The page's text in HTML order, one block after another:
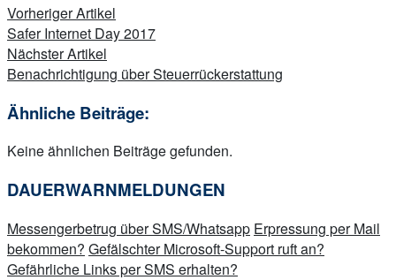
Beitragsnavigation
Vorheriger Artikel
Safer Internet Day 2017
Nächster Artikel
Benachrichtigung über Steuerrückerstattung
Ähnliche Beiträge:
Keine ähnlichen Beiträge gefunden.
DAUERWARNMELDUNGEN
Messengerbetrug über SMS/Whatsapp Erpressung per Mail
bekommen? Gefälschter Microsoft-Support ruft an?
Gefährliche Links per SMS erhalten?